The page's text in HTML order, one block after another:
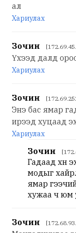
ал
Хариулах
Зочин
Үхээд далд
Хариулах
Зочин
Энэ бас ямар
ирээд хуцаад
Хариулах
Зочин
Гадаад хүн
модыг
ямар
хужаа ч юм
Зочин